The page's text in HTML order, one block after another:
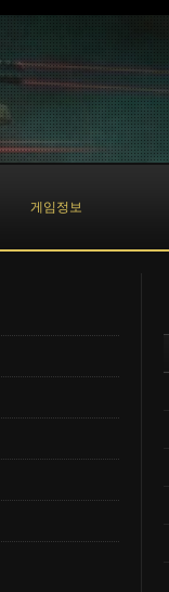
게임정보